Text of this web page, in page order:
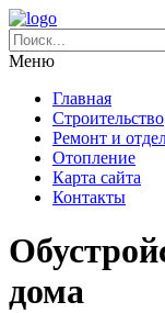
Меню
Главная
Строительство
Ремонт и
Отопление
Карта сайта
Контакты
дома